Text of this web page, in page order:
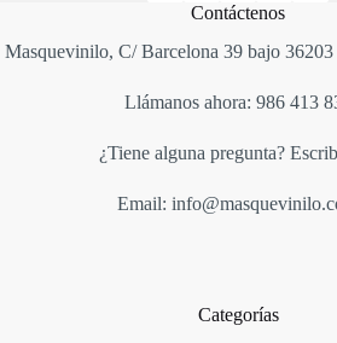
Contáctenos
Masquevinilo, C/ Barcelona 39 bajo
Llámanos ahora: 986 413
¿Tiene alguna pregunta?
Email:
Categorías